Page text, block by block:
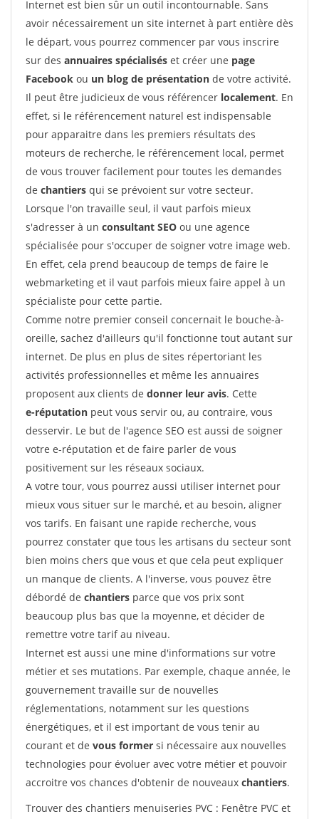
Internet est bien sûr un outil incontournable. Sans
avoir nécessairement un site internet à part entière dès
le départ, vous pourrez commencer par vous inscrire
sur des annuaires spécialisés et créer une page
Facebook ou un blog de présentation de votre activité.
Il peut être judicieux de vous référencer localement. En
effet, si le référencement naturel est indispensable
pour apparaitre dans les premiers résultats des
moteurs de recherche, le référencement local, permet
de vous trouver facilement pour toutes les demandes
de chantiers qui se prévoient sur votre secteur.
Lorsque l'on travaille seul, il vaut parfois mieux
s'adresser à un consultant SEO ou une agence
spécialisée pour s'occuper de soigner votre image web.
En effet, cela prend beaucoup de temps de faire le
webmarketing et il vaut parfois mieux faire appel à un
spécialiste pour cette partie.
Comme notre premier conseil concernait le bouche-à-
oreille, sachez d'ailleurs qu'il fonctionne tout autant sur
internet. De plus en plus de sites répertoriant les
activités professionnelles et même les annuaires
proposent aux clients de donner leur avis. Cette
e-réputation peut vous servir ou, au contraire, vous
desservir. Le but de l'agence SEO est aussi de soigner
votre e-réputation et de faire parler de vous
positivement sur les réseaux sociaux.
A votre tour, vous pourrez aussi utiliser internet pour
mieux vous situer sur le marché, et au besoin, aligner
vos tarifs. En faisant une rapide recherche, vous
pourrez constater que tous les artisans du secteur sont
bien moins chers que vous et que cela peut expliquer
un manque de clients. A l'inverse, vous pouvez être
débordé de chantiers parce que vos prix sont
beaucoup plus bas que la moyenne, et décider de
remettre votre tarif au niveau.
Internet est aussi une mine d'informations sur votre
métier et ses mutations. Par exemple, chaque année, le
gouvernement travaille sur de nouvelles
réglementations, notamment sur les questions
énergétiques, et il est important de vous tenir au
courant et de vous former si nécessaire aux nouvelles
technologies pour évoluer avec votre métier et pouvoir
accroitre vos chances d'obtenir de nouveaux chantiers.
Trouver des chantiers menuiseries PVC : Fenêtre PVC et